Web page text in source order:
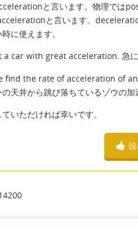
と言います。物理では
と言います。
に使えます。
a car with great acceleration. 急に
find the rate of acceleration of
天井から跳び落ちているゾウの加
いただければ幸いです。